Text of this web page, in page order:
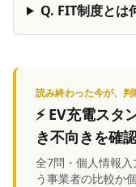
Q. FIT制度とは
読み終わった今が、
⚡ EV充電スタ
き不向きを確
全7問・個人情報
う事業者の比較か